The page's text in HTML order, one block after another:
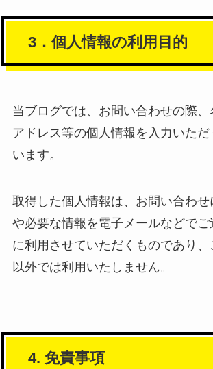
3．個人情報の利用目的
当ブログでは、お問い合わせの際
アドレス等の個人情報を入力いた
います。
取得した個人情報は、お問い合わ
や必要な情報を電子メールなどでご
に利用させていただくものであり
以外では利用いたしません。
4. 免責事項